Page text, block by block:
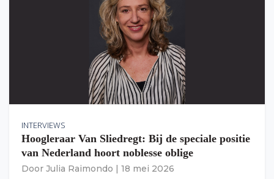
INTERVIEWS
Hoogleraar Van Sliedregt: Bij de speciale positie
van Nederland hoort noblesse oblige
Door Julia Raimondo 18 mei 2026